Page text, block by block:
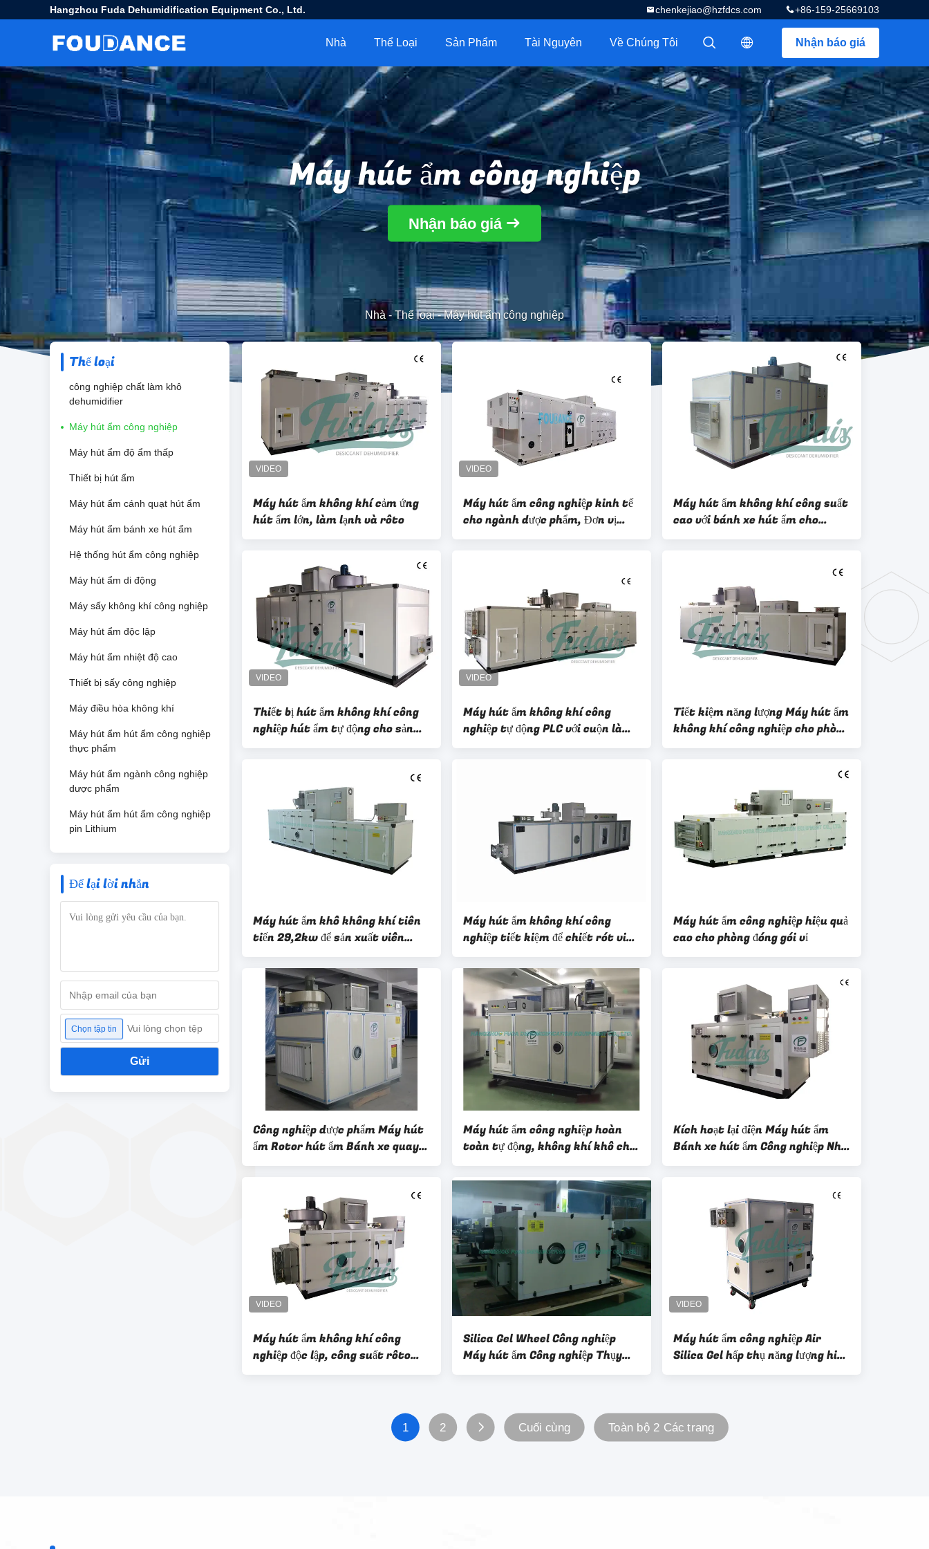
Hangzhou Fuda Dehumidification Equipment Co., Ltd. +86-159-25669103
chenkejiao@hzfdcs.com
Nhận báo giá
描述
描述
Nhà Thể Loại Sản Phẩm Tài Nguyên Về Chúng Tôi
Máy hút ẩm công nghiệp
Nhận báo giá
Nhà-Thể loại-Máy hút ẩm công nghiệp
Thể loại
công nghiệp chất làm khô
dehumidifier
Máy hút ẩm công nghiệp
Máy hút ẩm độ ẩm thấp
Thiết bị hút ẩm
Máy hút ẩm cánh quạt hút ẩm
Máy hút ẩm bánh xe hút ẩm
Hệ thống hút ẩm công nghiệp
Máy hút ẩm di động
Máy sấy không khí công nghiệp
Máy hút ẩm độc lập
Máy hút ẩm nhiệt độ cao
Thiết bị sấy công nghiệp
Máy điều hòa không khí
Máy hút ẩm hút ẩm công nghiệp
thực phẩm
Máy hút ẩm ngành công nghiệp
dược phẩm
Máy hút ẩm hút ẩm công nghiệp
pin Lithium
Để lại lời nhắn
Chọn tập tin Vui lòng chọn tệp
Gửi
Máy hút ẩm không khí cảm ứng
hút ẩm lớn, làm lạnh và rôto
Máy hút ẩm công nghiệp kinh tế
cho ngành dược phẩm, Đơn vị
AHU
Máy hút ẩm không khí công suất
cao với bánh xe hút ẩm cho
ngành công nghiệp lốp xe
Thiết bị hút ẩm không khí công
nghiệp hút ẩm tự động cho sản
xuất máy tính bảng
Máy hút ẩm không khí công
nghiệp tự động PLC với cuộn làm
mát 6000m3 / h
Tiết kiệm năng lượng Máy hút ẩm
không khí công nghiệp cho phòng
thí nghiệm
Máy hút ẩm khô không khí tiên
tiến 29,2kw để sản xuất viên
nang Softgel
Máy hút ẩm không khí công
nghiệp tiết kiệm để chiết rót viên
nang 2500m³ / H
Máy hút ẩm công nghiệp hiệu quả
cao cho phòng đóng gói vỉ
Công nghiệp dược phẩm Máy hút
ẩm Rotor hút ẩm Bánh xe quay
7000m³ / H
Máy hút ẩm công nghiệp hoàn
toàn tự động, không khí khô cho
ngành hóa chất
Kích hoạt lại điện Máy hút ẩm
Bánh xe hút ẩm Công nghiệp Nhỏ
gọn
Máy hút ẩm không khí công
nghiệp độc lập, công suất rôto
hút ẩm 23,8kg / H
Silica Gel Wheel Công nghiệp
Máy hút ẩm Công nghiệp Thụy
Điển dựa trên Proflute Rotor
Máy hút ẩm công nghiệp Air
Silica Gel hấp thụ năng lượng hiệu
quả
1 2 Cuối cùng Toàn bộ 2 Các trang